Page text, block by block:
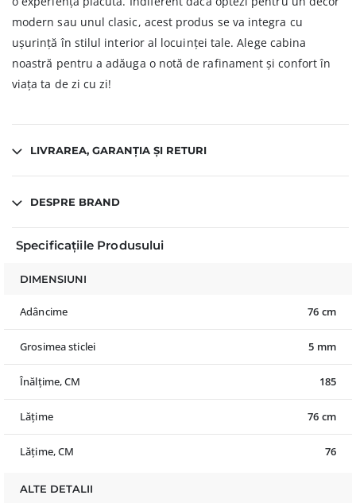
modern sau unul clasic, acest produs se va integra cu
ușurință în stilul interior al locuinței tale. Alege cabina
noastră pentru a adăuga o notă de rafinament și confort în
viața ta de zi cu zi!
LIVRAREA, GARANȚIA ȘI RETURI
DESPRE BRAND
Specificațiile Produsului
DIMENSIUNI
Adâncime 76 cm
Grosimea sticlei 5 mm
Înălțime, CM 185
Lățime 76 cm
Lățime, CM 76
ALTE DETALII